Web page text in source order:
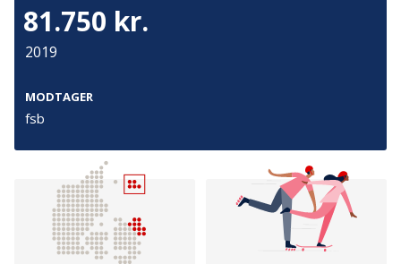
81.750 kr.
2019
MODTAGER
fsb
Cookies
Persondata
TryghedsGruppen
Facebook LinkedIn